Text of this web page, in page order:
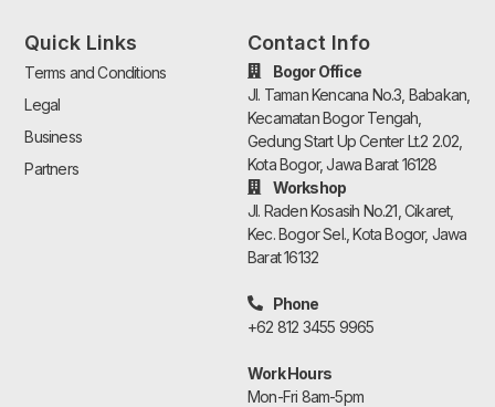
Quick Links
Terms and Conditions
Legal
Business
Partners
Contact Info
Bogor Office
Jl. Taman Kencana No.3, Babakan,
Kecamatan Bogor Tengah,
Gedung Start Up Center Lt.2 2.02,
Kota Bogor, Jawa Barat 16128
Workshop
Jl. Raden Kosasih No.21, Cikaret,
Kec. Bogor Sel., Kota Bogor, Jawa
Barat 16132
Phone
+62 812 3455 9965
Work Hours
Mon-Fri 8am-5pm